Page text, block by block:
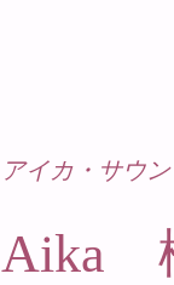
アイカ・サウ
Aika